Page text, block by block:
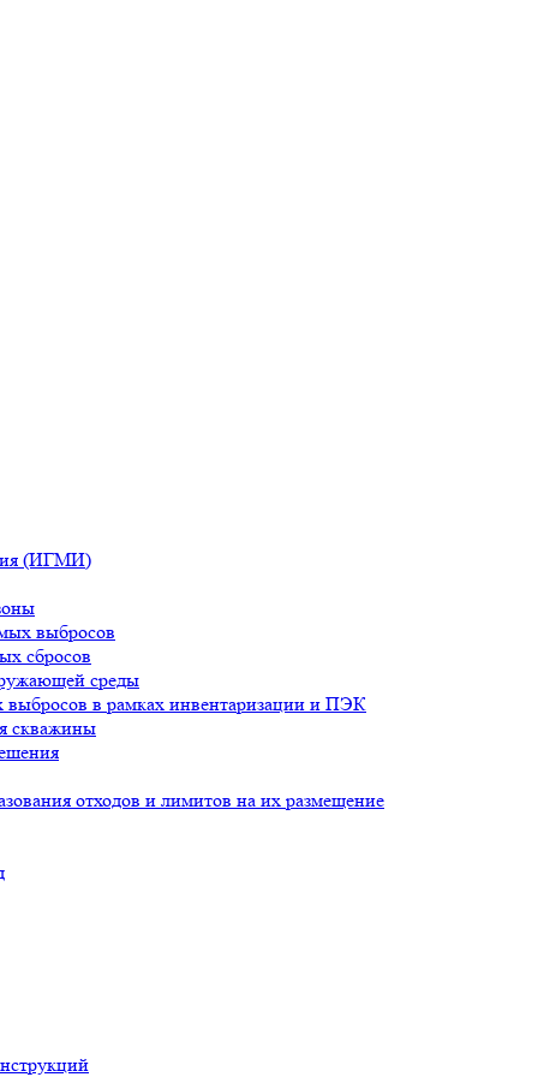
(ИГМИ)
выбросов
сбросов
среды
в рамках инвентаризации и ПЭК
скважины
отходов и лимитов на их размещение